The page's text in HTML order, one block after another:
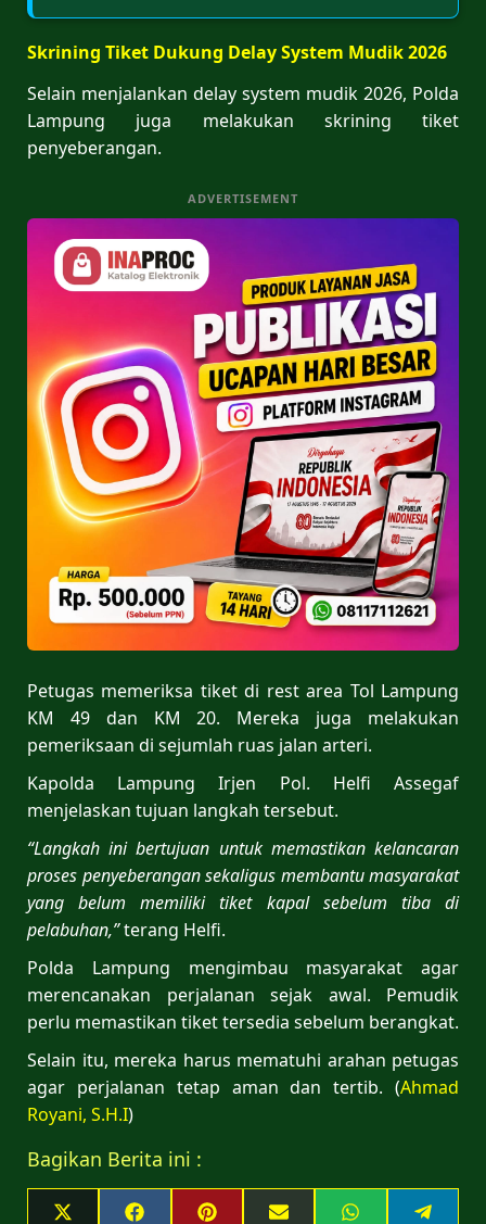
Skrining Tiket Dukung Delay System Mudik 2026
Selain menjalankan delay system mudik 2026, Polda
Lampung juga melakukan skrining tiket
penyeberangan.
ADVERTISEMENT
Petugas memeriksa tiket di rest area Tol Lampung
KM 49 dan KM 20. Mereka juga melakukan
pemeriksaan di sejumlah ruas jalan arteri.
Kapolda Lampung Irjen Pol. Helfi Assegaf
menjelaskan tujuan langkah tersebut.
“Langkah ini bertujuan untuk memastikan kelancaran
proses penyeberangan sekaligus membantu masyarakat
yang belum memiliki tiket kapal sebelum tiba di
pelabuhan,”terang Helfi.
Polda Lampung mengimbau masyarakat agar
merencanakan perjalanan sejak awal. Pemudik
perlu memastikan tiket tersedia sebelum berangkat.
Selain itu, mereka harus mematuhi arahan petugas
agar perjalanan tetap aman dan tertib. (Ahmad
Royani, S.H.I)
Bagikan Berita ini :